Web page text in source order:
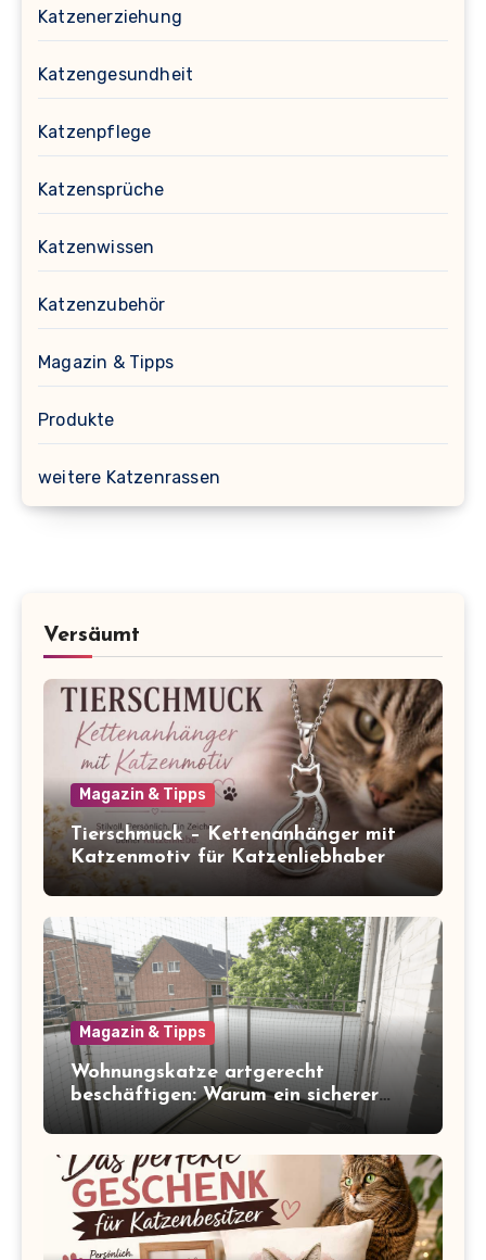
Katzenerziehung
Katzengesundheit
Katzenpflege
Katzensprüche
Katzenwissen
Katzenzubehör
Magazin & Tipps
Produkte
weitere Katzenrassen
Versäumt
Magazin & Tipps
Tierschmuck – Kettenanhänger mit
Katzenmotiv für Katzenliebhaber
Magazin & Tipps
Wohnungskatze artgerecht
beschäftigen: Warum ein sicherer
Balkon zum Freigang dazugehört